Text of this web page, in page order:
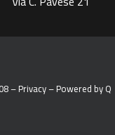
–Privacy– Powered byQ